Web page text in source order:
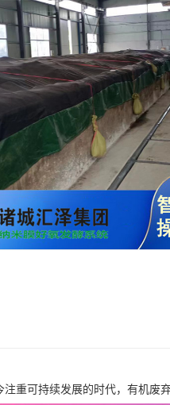
注重可持续发展的时代，有机废